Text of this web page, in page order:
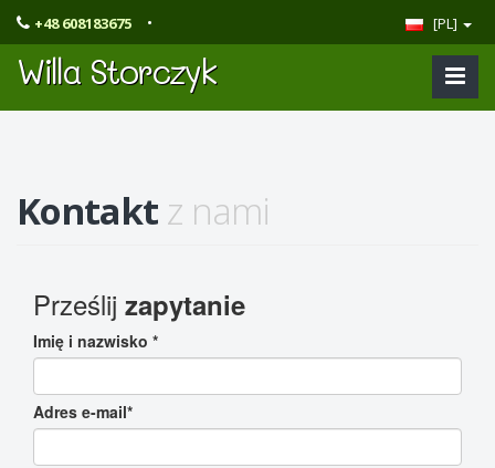
+48 608183675 • [PL]
Willa Storczyk
Kontakt z nami